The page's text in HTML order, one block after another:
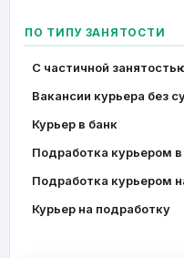
ПО ТИПУ ЗАНЯТОСТИ
C частичной
Вакансии курьера без
Курьер в банк
Подработка курьером
Подработка курьером
Курьер на подработку